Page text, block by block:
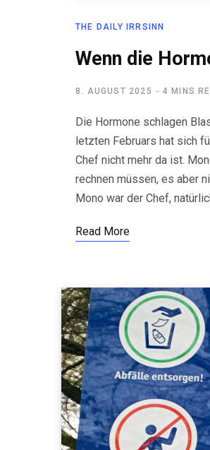
THE DAILY IRRSINN
Wenn die
8. AUGUST 2025 4 MINS
Die Hormone schlagen
letzten Februars hat sich
Chef nicht mehr da ist.
rechnen müssen, es aber
Mono war der Chef,
Read More